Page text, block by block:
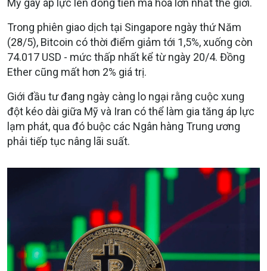
Mỹ gây áp lực lên đồng tiền mã hóa lớn nhất thế giới.
Trong phiên giao dịch tại Singapore ngày thứ Năm
(28/5), Bitcoin có thời điểm giảm tới 1,5%, xuống còn
74.017 USD - mức thấp nhất kể từ ngày 20/4. Đồng
Ether cũng mất hơn 2% giá trị.
Giới đầu tư đang ngày càng lo ngại rằng cuộc xung
đột kéo dài giữa Mỹ và Iran có thể làm gia tăng áp lực
lạm phát, qua đó buộc các Ngân hàng Trung ương
phải tiếp tục nâng lãi suất.